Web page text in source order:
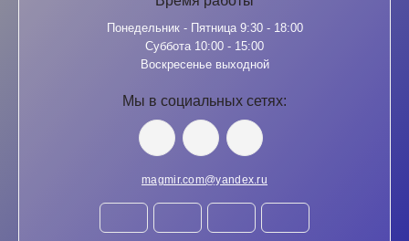
Понедельник - Пятница 9:30 - 18:00
Суббота 10:00 - 15:00
Воскресенье выходной
Мы в социальных сетях:
magmir.com@yandex.ru